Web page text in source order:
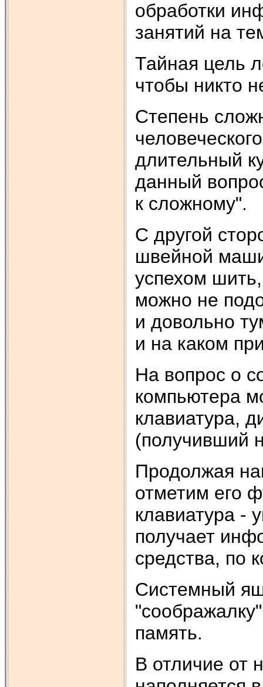
обработки
занятий на
Тайная цель
чтобы никто
Степень
длительный
данный
к сложному".
С другой
швейной
успехом
можно не
и довольно
и на каком
На вопрос о
компьютера
клавиатура,
(получивший
Продолжая
отметим его
клавиатура -
получает
средства, по
Системный
память.
В отличие от